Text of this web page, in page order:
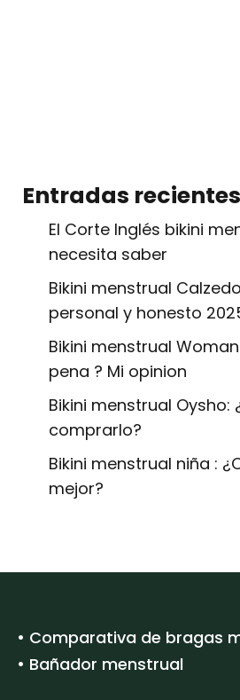
Entradas recientes
El Corte Inglés bikini
necesita saber
Bikini menstrual
personal y honesto
Bikini menstrual
pena ? Mi opinion
Bikini menstrual Oysho:
comprarlo?
Bikini menstrual niña :
mejor?
• Comparativa de bragas
• Bañador menstrual